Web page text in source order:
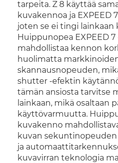
tarpeita. Z 8 käyttää
kuvakennoa ja EXPEED
joten se ei tingi lainkaan
Huippunopea EXPEED 7
mahdollistaa kennon
huolimatta
skannausnopeuden,
shutter -efektin
tämän ansiosta tarvitse
lainkaan, mikä osaltaan
käyttövarmuutta.
kuvakenno
kuvan
ja
kuvavirran teknologia